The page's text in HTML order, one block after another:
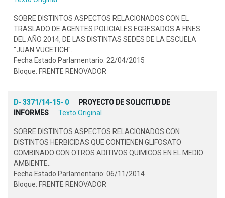
SOBRE DISTINTOS ASPECTOS RELACIONADOS CON EL
TRASLADO DE AGENTES POLICIALES EGRESADOS A FINES
DEL AÑO 2014, DE LAS DISTINTAS SEDES DE LA ESCUELA
"JUAN VUCETICH"..
Fecha Estado Parlamentario: 22/04/2015
Bloque: FRENTE RENOVADOR
D- 3371/14-15- 0
PROYECTO DE SOLICITUD DE
INFORMES
Texto Original
SOBRE DISTINTOS ASPECTOS RELACIONADOS CON
DISTINTOS HERBICIDAS QUE CONTIENEN GLIFOSATO
COMBINADO CON OTROS ADITIVOS QUIMICOS EN EL MEDIO
AMBIENTE..
Fecha Estado Parlamentario: 06/11/2014
Bloque: FRENTE RENOVADOR